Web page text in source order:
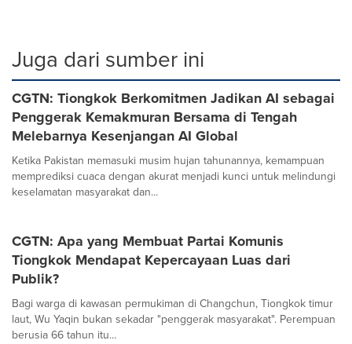
Juga dari sumber ini
CGTN: Tiongkok Berkomitmen Jadikan AI sebagai
Penggerak Kemakmuran Bersama di Tengah
Melebarnya Kesenjangan AI Global
Ketika Pakistan memasuki musim hujan tahunannya, kemampuan
memprediksi cuaca dengan akurat menjadi kunci untuk melindungi
keselamatan masyarakat dan...
CGTN: Apa yang Membuat Partai Komunis
Tiongkok Mendapat Kepercayaan Luas dari
Publik?
Bagi warga di kawasan permukiman di Changchun, Tiongkok timur
laut, Wu Yaqin bukan sekadar "penggerak masyarakat". Perempuan
berusia 66 tahun itu...